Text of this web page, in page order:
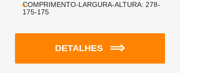
COMPRIMENTO-LARGURA-ALTURA: 278-
175-175
DETALHES